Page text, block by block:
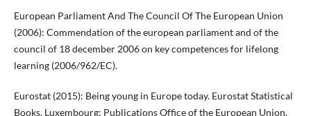
European Parliament And The Council Of The European Union
(2006): Commendation of the european parliament and of the
council of 18 december 2006 on key competences for lifelong
learning (2006/962/EC).
Eurostat (2015): Being young in Europe today. Eurostat Statistical
Books. Luxembourg: Publications Office of the European Union.